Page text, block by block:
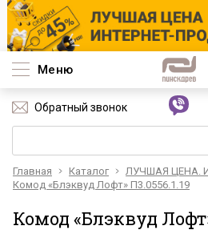
Меню
Обратный звонок
Главная Каталог
ЛУЧШАЯ ЦЕНА.
Комод «Блэквуд Лофт» П3.0556.1.19
Комод «Блэквуд